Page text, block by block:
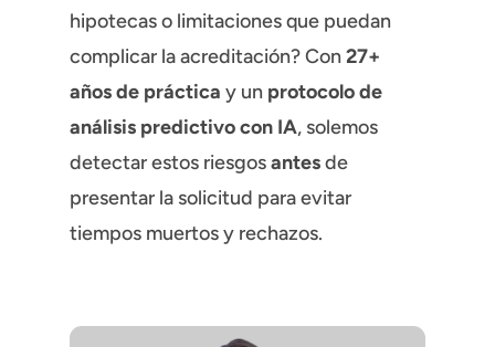
hipotecas o limitaciones que puedan
complicar la acreditación? Con 27+
años de práctica y un protocolo de
análisis predictivo con IA, solemos
detectar estos riesgosantesde
presentar la solicitud para evitar
tiempos muertos y rechazos.